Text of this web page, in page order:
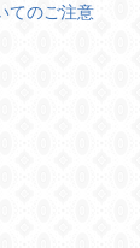
てのご注意